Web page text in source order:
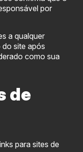
por
a qualquer
site após
como sua
de
para sites de